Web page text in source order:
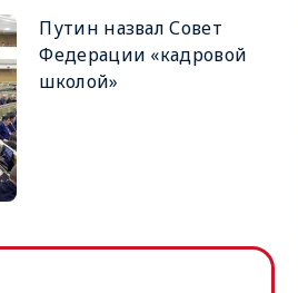
Путин назвал Совет
Федерации «кадровой
школой»